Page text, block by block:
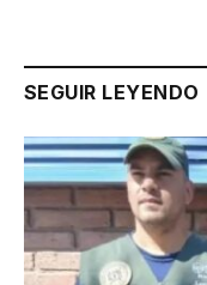
SEGUIR LEYENDO